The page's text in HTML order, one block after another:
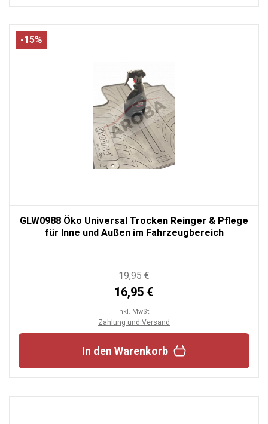
-15%
GLW0988 Öko Universal Trocken Reinger & Pflege
für Inne und Außen im Fahrzeugbereich
19,95 €
16,95 €
inkl. MwSt.
Zahlung und Versand
In den Warenkorb